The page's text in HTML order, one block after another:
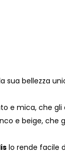
bellezza
e mica, che
e beige,
lo rende facile